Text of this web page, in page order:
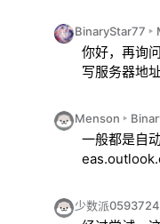
BinaryStar77
你好，再询
写服务器地
Menson
一般都是自
少数派